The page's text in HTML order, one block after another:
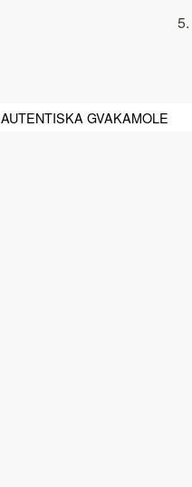
AUTENTISKA GVAKAMOLE